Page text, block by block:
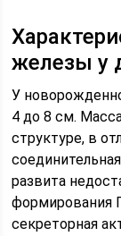
железы у
У
4 до 8 см.
структуре, в
развита
формирования
секреторная